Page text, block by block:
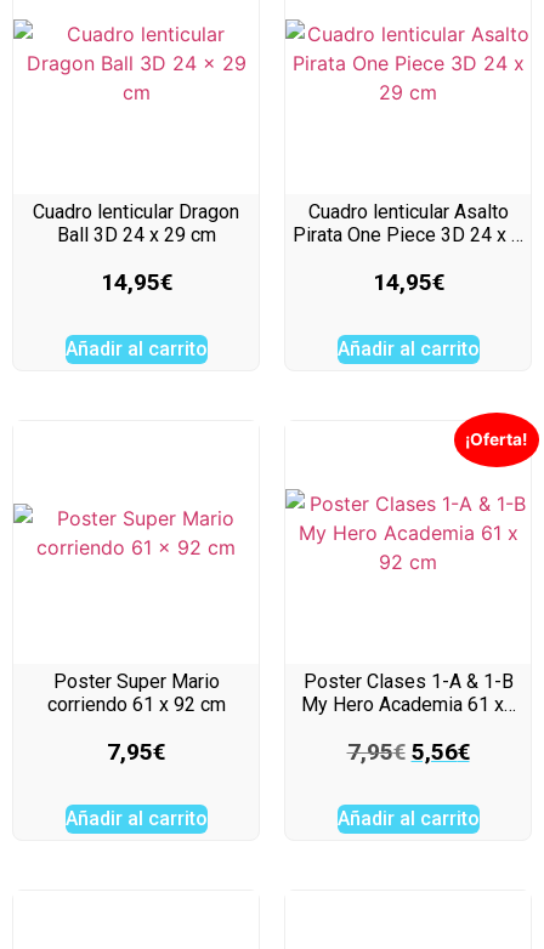
Cuadro lenticular Dragon
Ball 3D 24 x 29 cm
14,95€
Añadir al carrito
Cuadro lenticular Asalto
Pirata One Piece 3D 24 x …
14,95€
Añadir al carrito
Poster Super Mario
corriendo 61 x 92 cm
7,95€
Añadir al carrito
¡Oferta!
Poster Clases 1-A & 1-B
My Hero Academia 61 x…
7,95€ 5,56€
Añadir al carrito